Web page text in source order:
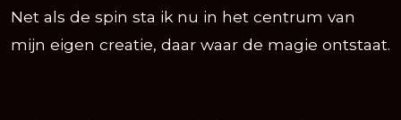
Net als de spin sta ik nu in het centrum van
mijn eigen creatie, daar waar de magie ontstaat.